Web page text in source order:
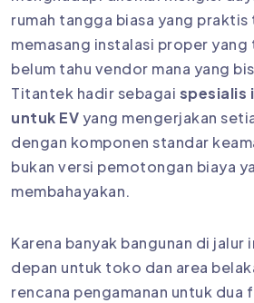
rumah tangga biasa yang
memasang instalasi proper yang
belum tahu vendor mana yang
Titantek hadir sebagai spesialis
untuk EV yang mengerjakan
dengan komponen standar
bukan versi pemotongan biaya
membahayakan.
Karena banyak bangunan di jalur
depan untuk toko dan area
rencana pengamanan untuk dua